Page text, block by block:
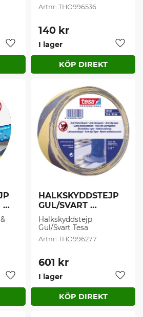
Lägg till i favoriter
THO996536
140 kr
Lägg
I lager
Lägg till i favoriter
HALKSKYDDSTEJP
GUL/SVART
50MMX15M (1 st/frp)
Halkskyddstejp
Gul/Svart Tesa
THO996277
601 kr
Lägg
I lager